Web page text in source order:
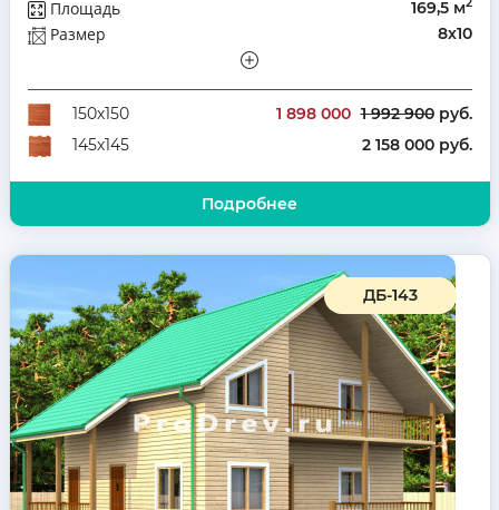
Площадь 169,5 м2
Размер 8х10
Количество комнат
6
150х150
1 898 000 1 992 900руб.
145х145
2 158 000 руб.
Подробнее
ДБ-143